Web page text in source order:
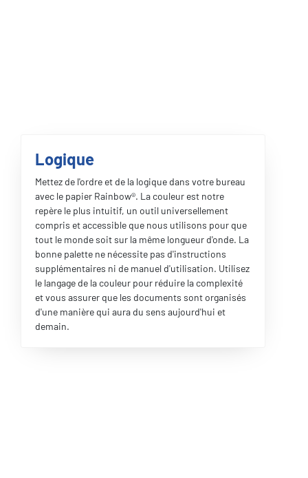
Logique
Mettez de l'ordre et de la logique dans votre bureau
avec le papier Rainbow®. La couleur est notre
repère le plus intuitif, un outil universellement
compris et accessible que nous utilisons pour que
tout le monde soit sur la même longueur d'onde. La
bonne palette ne nécessite pas d'instructions
supplémentaires ni de manuel d'utilisation. Utilisez
le langage de la couleur pour réduire la complexité
et vous assurer que les documents sont organisés
d'une manière qui aura du sens aujourd'hui et
demain.